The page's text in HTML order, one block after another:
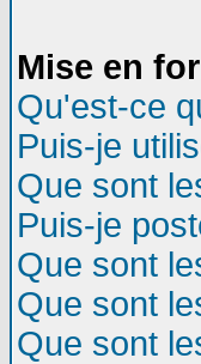
Mise en
Qu'est-ce
Puis-je
Que sont
Puis-je
Que sont
Que sont
Que sont